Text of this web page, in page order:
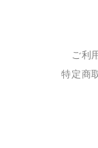
ご利
特定商